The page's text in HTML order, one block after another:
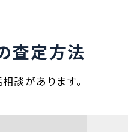
査定方法
談があります。